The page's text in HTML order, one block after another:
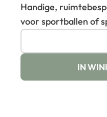
Handige,
voor sportballen of
IN